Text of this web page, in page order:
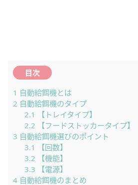
目次
1 自動給餌機とは
2 自動給餌機のタイプ
2.1
【トレイタイプ】
2.2 【フードストッカータイプ】
3 自動給餌機選びのポイント
3.1
【回数】
3.2 【機能】
3.3 【電源】
4 自動給餌機のまとめ